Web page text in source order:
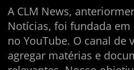
A CLM News,
Notícias, foi fundada
no YouTube. O canal de
agregar matérias e